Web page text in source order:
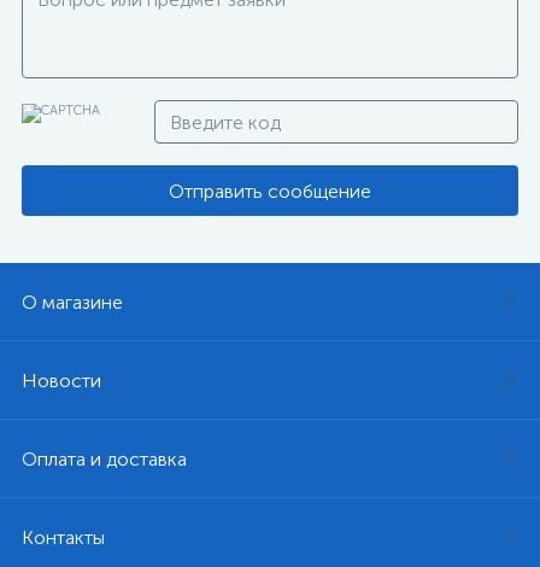
Отправить сообщение
О магазине
Новости
Оплата и доставка
Контакты